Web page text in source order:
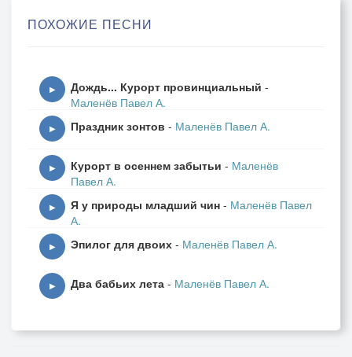
Моя там лежала рука.
С луной подступала единственность ночи, –
Стремилась под сон заволочь.
Стремишься себя превозмочь.
И даже позволила, как всегда, ко́су
Привычно тебе расплести.
Но только в губах твоих чувствовал: осень
ПОХОЖИЕ ПЕСНИ
▶ Дождь... Курорт провинциальный -
Маленёв Павел А.
▶ Праздник зонтов - Маленёв Павел А.
▶ Курорт в осеннем забытьи - Маленёв
Павел А.
▶ Я у природы младший чин - Маленёв Павел
А.
▶ Эпилог для двоих - Маленёв Павел А.
▶ Два бабьих лета - Маленёв Павел А.